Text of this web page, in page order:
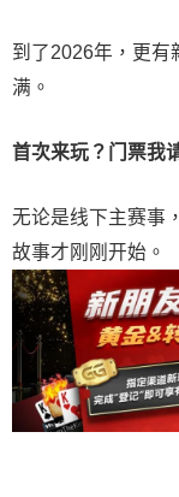
到了2026年，更有
满。
首次来玩？门票我
无论是线下主赛事
故事才刚刚开始。